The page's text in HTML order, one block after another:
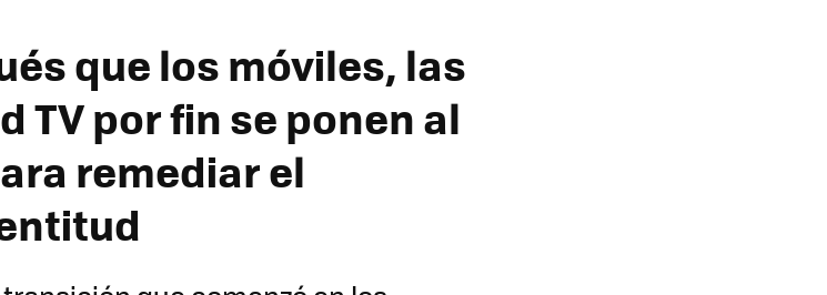
que los móviles, las
TV por fin se ponen al
remediar el